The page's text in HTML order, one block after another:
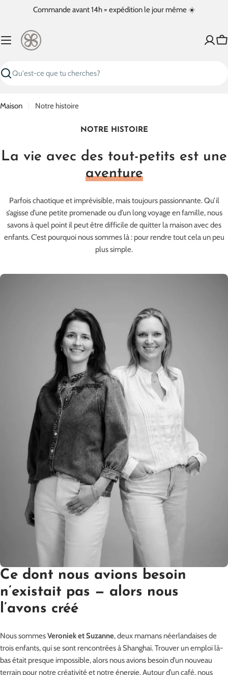
contenu
Commande avant 14h = expédition le jour même ☀️
Recherche
Maison Notre histoire
NOTRE HISTOIRE
La vie avec des tout-petits est une
aventure
Parfois chaotique et imprévisible, mais toujours passionnante. Qu’il
s’agisse d’une petite promenade ou d’un long voyage en famille, nous
savons à quel point il peut être difficile de quitter la maison avec des
enfants. C’est pourquoi nous sommes là : pour rendre tout cela un peu
plus simple.
Ce dont nous avions besoin
n’existait pas — alors nous
l’avons créé
Nous sommesVeroniek et Suzanne, deux mamans néerlandaises de
trois enfants, qui se sont rencontrées à Shanghai. Trouver un emploi là-
bas était presque impossible, alors nous avions besoin d’un nouveau
terrain pour notre créativité et notre énergie. Autour d’un café, nous